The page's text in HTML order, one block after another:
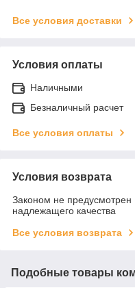
Все условия доставки
Условия оплаты
Наличными
Безналичный расчет
Все условия оплаты
Условия возврата
Законом не предусмотрен
надлежащего качества
Все условия возврата
Подобные товары